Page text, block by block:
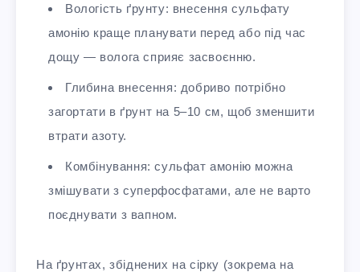
Вологість ґрунту: внесення сульфату
амонію краще планувати перед або під час
дощу — волога сприяє засвоєнню.
Глибина внесення: добриво потрібно
загортати в ґрунт на 5–10 см, щоб зменшити
втрати азоту.
Комбінування: сульфат амонію можна
змішувати з суперфосфатами, але не варто
поєднувати з вапном.
На ґрунтах, збіднених на сірку (зокрема на